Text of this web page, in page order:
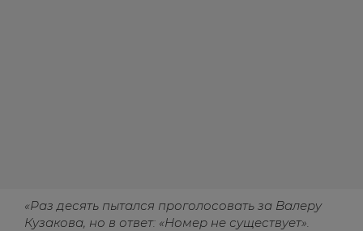
«Раз десять пытался проголосовать за Валеру
Кузакова, но в ответ: «Номер не существует».